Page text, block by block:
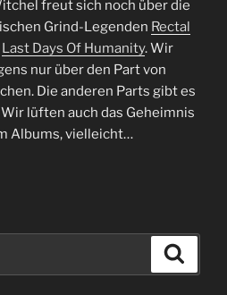
freut sich noch über die
Grind-Legenden Rectal
Last Days Of Humanity. Wir
nur über den Part von
Die anderen Parts gibt es
lüften auch das Geheimnis
Albums, vielleicht…